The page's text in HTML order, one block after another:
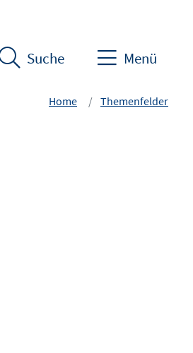
Suche Menü
Home Themenfelder